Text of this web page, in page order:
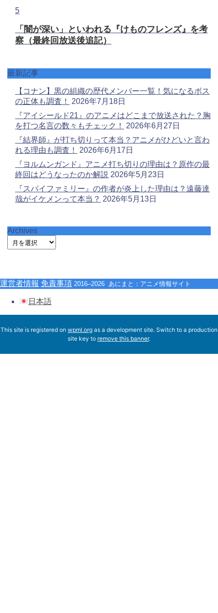
5
「闇が深い」といわれる『けものフレンズ』を考
察（最終回放送後追記）
最新記事
【コナン】黒の組織の歴代メンバー一覧！気になるボス
の正体も調査！
2026年7月18日
『アイシールド21』のアニメはどこまで放送された？胸
を打つ名言の数々もチェック！
2026年6月27日
『結界師』が打ち切りって本当？アニメがひどいと言わ
れる理由も調査！
2026年6月17日
『ヨルムンガンド』アニメ打ち切りの理由は？原作の最
終回はどうなったのか解説 2026年5月23日
『スパイファミリー』の作者が炎上した理由は？遠藤達
哉がイケメンって本当？ 2026年5月13日
Archives
運営者情報 免責事項 2016–2026 あにまと：アニメ情報サイト
日本語
This site is registered on wpml.org as a development site. Switch to a production
site key to remove this banner.